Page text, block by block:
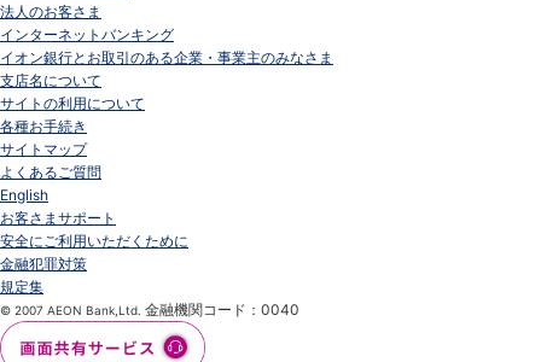
法人のお客さま
インターネットバンキング
イオン銀行とお取引のある企業・事業主のみなさま
支店名について
サイトの利用について
各種お手続き
サイトマップ
よくあるご質問
English
お客さまサポート
安全にご利用いただくために
金融犯罪対策
規定集
© 2007 AEON Bank,Ltd. 金融機関コード：0040